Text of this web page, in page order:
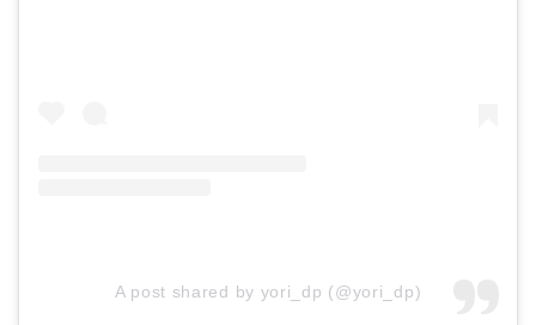
A post shared by yori_dp (@yori_dp)